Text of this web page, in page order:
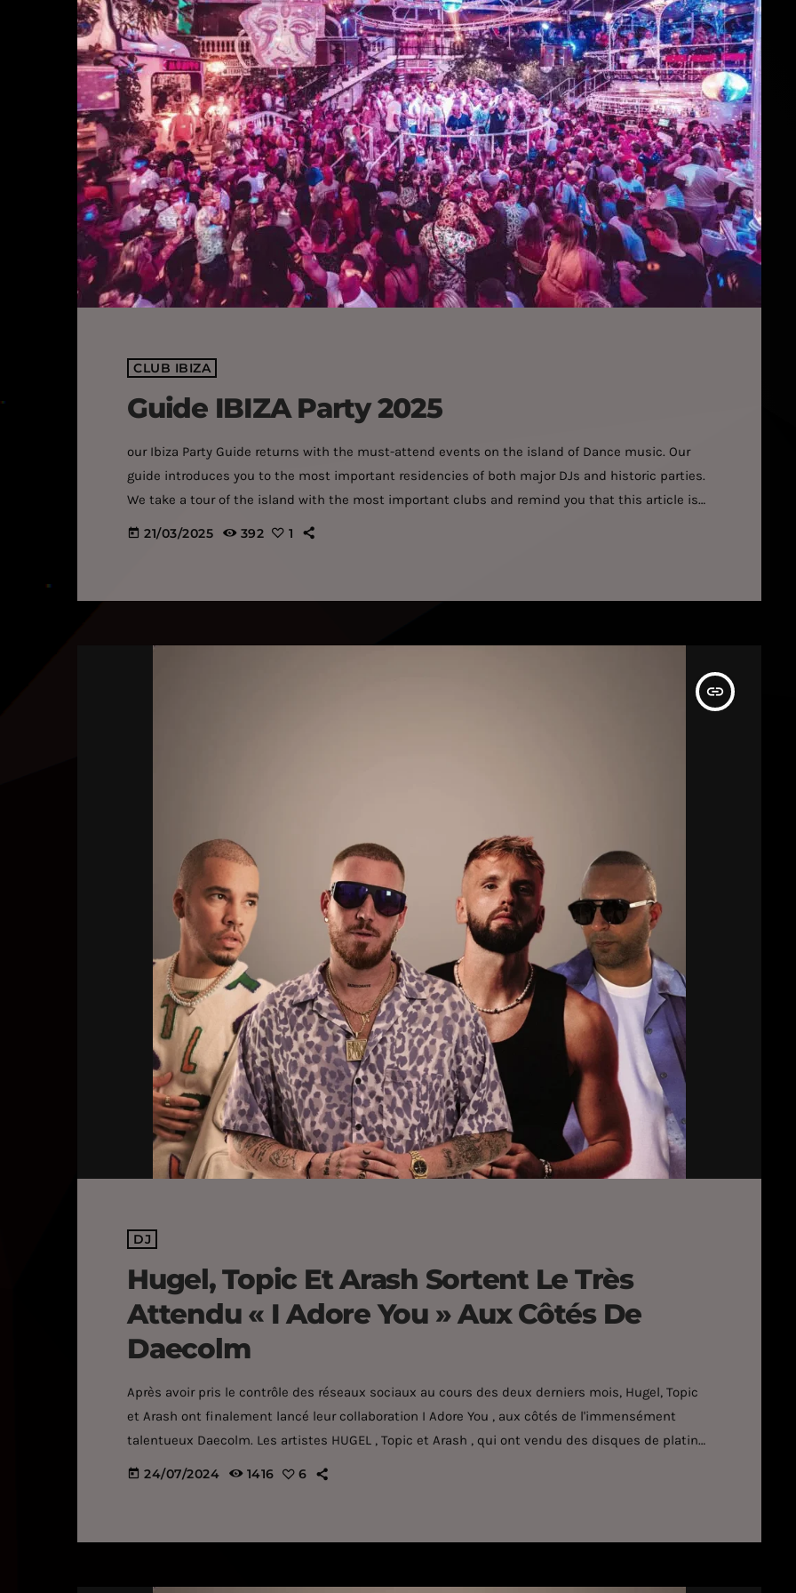
CLUB IBIZA
Guide IBIZA Party 2025
our Ibiza Party Guide returns with the must-attend events on the island of Dance music. Our
guide introduces you to the most important residencies of both major DJs and historic parties.
We take a tour of the island with the most important clubs and remind you that this article is
in constant update, so visit it often if you are about to land on the Isla Blanca. Ushuaia Ibiza –
today 21/03/2025 392 1
insert_link
DJ
Hugel, Topic Et Arash Sortent Le Très
Attendu « I Adore You » Aux Côtés De
Daecolm
Après avoir pris le contrôle des réseaux sociaux au cours des deux derniers mois, Hugel, Topic
et Arash ont finalement lancé leur collaboration I Adore You , aux côtés de l'immensément
talentueux Daecolm. Les artistes HUGEL , Topic et Arash , qui ont vendu des disques de platine
et sont en tête des charts, se sont enfin réunis et ont sorti leur collaboration très attendue, I
today 24/07/2024 1416 6